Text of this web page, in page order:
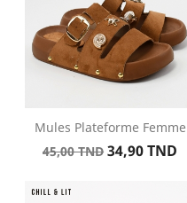
Mules Plateforme Femme
Prix
base
45,00 TND Prix
34,90 TND